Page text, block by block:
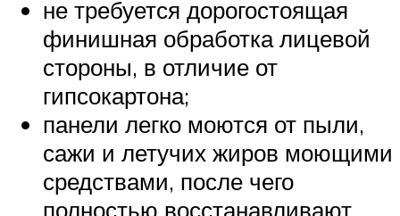
не требуется дорогостоящая
финишная обработка лицевой
стороны, в отличие от
гипсокартона;
панели легко моются от пыли,
сажи и летучих жиров моющими
средствами, после чего
полностью восстанавливают